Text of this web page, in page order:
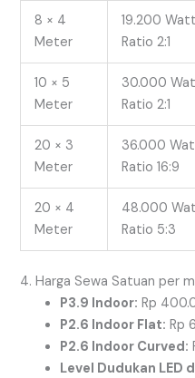
8 × 4
Meter
19.200
Ratio 2:1
10 × 5
Meter
30.000
Ratio 2:1
20 × 3
Meter
36.000
Ratio 16:9
20 × 4
Meter
48.000
Ratio 5:3
4. Harga Sewa Satuan per
P3.9 Indoor: Rp
P2.6 Indoor Flat: Rp
P2.6 Indoor Curved:
Level Dudukan LED